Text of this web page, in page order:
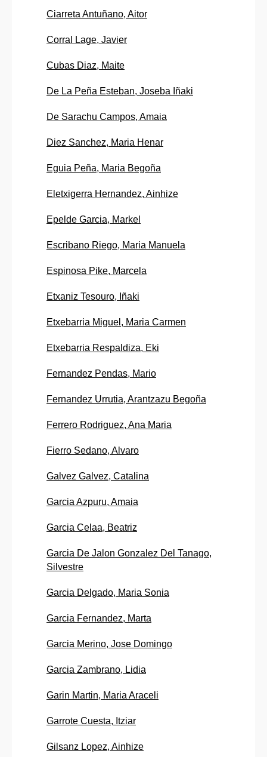
Ciarreta Antuñano, Aitor
Corral Lage, Javier
Cubas Diaz, Maite
De La Peña Esteban, Joseba Iñaki
De Sarachu Campos, Amaia
Diez Sanchez, Maria Henar
Eguia Peña, Maria Begoña
Eletxigerra Hernandez, Ainhize
Epelde Garcia, Markel
Escribano Riego, Maria Manuela
Espinosa Pike, Marcela
Etxaniz Tesouro, Iñaki
Etxebarria Miguel, Maria Carmen
Etxebarria Respaldiza, Eki
Fernandez Pendas, Mario
Fernandez Urrutia, Arantzazu Begoña
Ferrero Rodriguez, Ana Maria
Fierro Sedano, Alvaro
Galvez Galvez, Catalina
Garcia Azpuru, Amaia
Garcia Celaa, Beatriz
Garcia De Jalon Gonzalez Del Tanago,
Silvestre
Garcia Delgado, Maria Sonia
Garcia Fernandez, Marta
Garcia Merino, Jose Domingo
Garcia Zambrano, Lidia
Garin Martin, Maria Araceli
Garrote Cuesta, Itziar
Gilsanz Lopez, Ainhize